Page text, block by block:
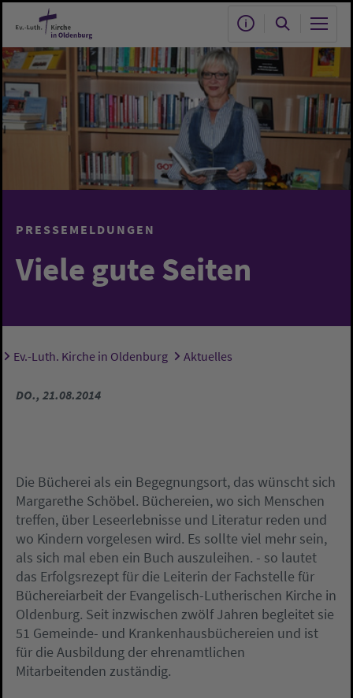
Zum Hauptinhalt springen
PRESSEMELDUNGEN
Viele gute Seiten
Sie sind hier:
Ev.-Luth. Kirche in Oldenburg Aktuelles
DO., 21.08.2014
Die Bücherei als ein Begegnungsort, das wünscht sich
Margarethe Schöbel. Büchereien, wo sich Menschen
treffen, über Leseerlebnisse und Literatur reden und
wo Kindern vorgelesen wird. Es sollte viel mehr sein,
als sich mal eben ein Buch auszuleihen. - so lautet
das Erfolgsrezept für die Leiterin der Fachstelle für
Büchereiarbeit der Evangelisch-Lutherischen Kirche in
Oldenburg. Seit inzwischen zwölf Jahren begleitet sie
51 Gemeinde- und Krankenhausbüchereien und ist
für die Ausbildung der ehrenamtlichen
Mitarbeitenden zuständig.